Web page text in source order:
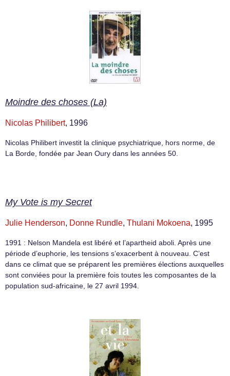
Moindre des choses (La)
Nicolas Philibert, 1996
Nicolas Philibert investit la clinique psychiatrique, hors norme, de
La Borde, fondée par Jean Oury dans les années 50.
My Vote is my Secret
Julie Henderson, Donne Rundle, Thulani Mokoena, 1995
1991 : Nelson Mandela est libéré et l’apartheid aboli. Après une
période d’euphorie, les tensions s’exacerbent à nouveau. C’est
dans ce climat que se préparent les premières élections auxquelles
sont conviées pour la première fois toutes les composantes de la
population sud-africaine, le 27 avril 1994.